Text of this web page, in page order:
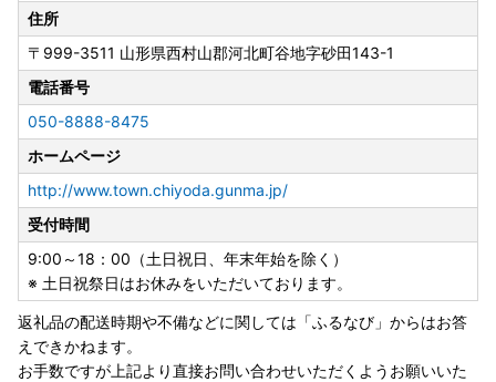
行えませんのでご了承ください。
※お申込みの前に必ずご確認ください※
■寄付の申込について
・寄附者様のご都合による寄附申込のキャンセルや返礼品の
変更等は出来ませんのであらかじめご了承ください。
・配送先や名義変更があった場合は、至急お問合せ先までご
連絡いただけますようお願いいたします。
※保管期限切れ等で受け取れなかった場合の再送等は行えま
せん。
■ヤマト運輸(株)の荷物転送サービス有料化のお知らせ
・引越し等により転送となり生じた配送料は、転送先の受取
人様のご負担となります。（転送料は配送業者へご確認くだ
さい）※贈答用としてお送りする場合も同様となります
住所
〒999-3511 山形県西村山郡河北町谷地字砂田143-1
電話番号
050-8888-8475
ホームページ
http://www.town.chiyoda.gunma.jp/
受付時間
9:00～18：00（土日祝日、年末年始を除く）
※ 土日祝祭日はお休みをいただいております。
返礼品の配送時期や不備などに関しては「ふるなび」からはお答
えできかねます。
お手数ですが上記より直接お問い合わせいただくようお願いいた